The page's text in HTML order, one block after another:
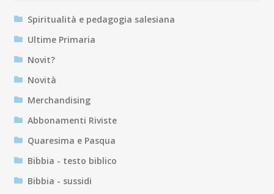
Spiritualità e pedagogia salesiana
Ultime Primaria
Novit?
Novità
Merchandising
Abbonamenti Riviste
Quaresima e Pasqua
Bibbia - testo biblico
Bibbia - sussidi